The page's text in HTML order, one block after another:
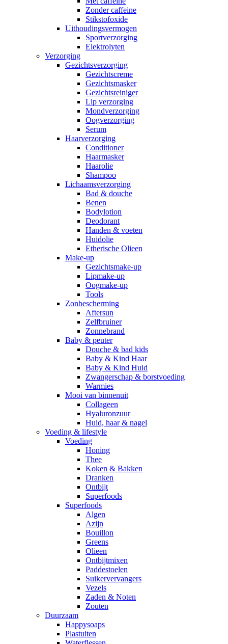
Zonder caffeine
Stikstofoxide
Uithoudingsvermogen
Sportverzorging
Elektrolyten
Verzorging
Gezichtsverzorging
Gezichtscreme
Gezichtsmasker
Gezichtsreiniger
Lip verzorging
Mondverzorging
Oogverzorging
Serum
Haarverzorging
Conditioner
Haarmasker
Haarolie
Shampoo
Lichaamsverzorging
Bad & douche
Benen
Bodylotion
Deodorant
Handen & voeten
Huidolie
Etherische Olieen
Make-up
Gezichtsmake-up
Lipmake-up
Oogmake-up
Tools
Zonbescherming
Aftersun
Zelfbruiner
Zonnebrand
Baby & peuter
Douche & bad kids
Baby & Kind Haar
Baby & Kind Huid
Zwangerschap & borstvoeding
Warmies
Mooi van binnenuit
Collageen
Hyaluronzuur
Huid, haar & nagel
Voeding & lifestyle
Voeding
Honing
Thee
Koken & Bakken
Dranken
Ontbijt
Superfoods
Superfoods
Algen
Azijn
Bouillon
Greens
Olieen
Ontbijtmixen
Paddestoelen
Suikervervangers
Vezels
Zaden & Noten
Zouten
Duurzaam
Happysoaps
Plastuiten